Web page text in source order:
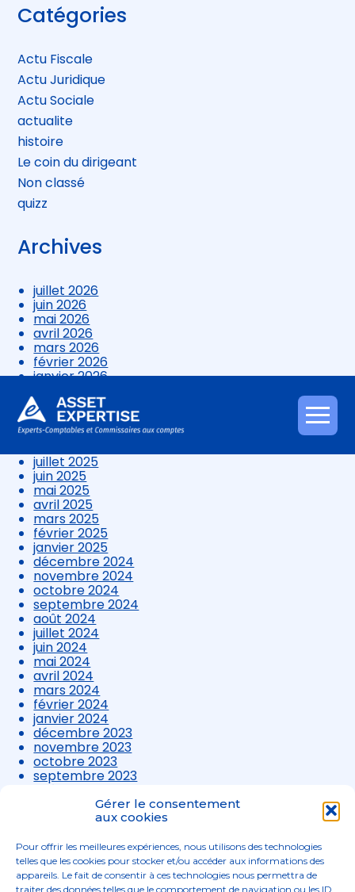
Gérer le consentement
aux cookies
Pour offrir les meilleures expériences, nous utilisons des technologies
telles que les cookies pour stocker et/ou accéder aux informations des
appareils. Le fait de consentir à ces technologies nous permettra de
traiter des données telles que le comportement de navigation ou les ID
Aller
au
Blog
sidebar
Catégories
Actu Fiscale
Actu Juridique
Actu Sociale
actualite
histoire
Le coin du dirigeant
Non classé
quizz
Archives
juillet 2026
juin 2026
mai 2026
avril 2026
mars 2026
février 2026
janvier 2026
novembre 2025
octobre 2025
septembre 2025
juillet 2025
juin 2025
mai 2025
avril 2025
mars 2025
février 2025
janvier 2025
décembre 2024
novembre 2024
octobre 2024
septembre 2024
août 2024
juillet 2024
juin 2024
mai 2024
avril 2024
mars 2024
février 2024
janvier 2024
décembre 2023
novembre 2023
octobre 2023
septembre 2023
août 2023
juillet 2023
avril 2023
mars 2023